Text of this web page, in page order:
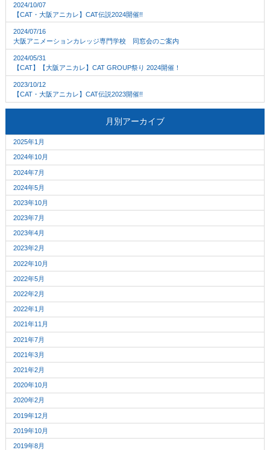
2024/10/07
【CAT・大阪アニカレ】CAT伝説2024開催!!
2024/07/16
大阪アニメーションカレッジ専門学校 同窓会のご案内
2024/05/31
【CAT】【大阪アニカレ】CAT GROUP祭り 2024開催！
2023/10/12
【CAT・大阪アニカレ】CAT伝説2023開催!!
月別アーカイブ
2025年1月
2024年10月
2024年7月
2024年5月
2023年10月
2023年7月
2023年4月
2023年2月
2022年10月
2022年5月
2022年2月
2022年1月
2021年11月
2021年7月
2021年3月
2021年2月
2020年10月
2020年2月
2019年12月
2019年10月
2019年8月